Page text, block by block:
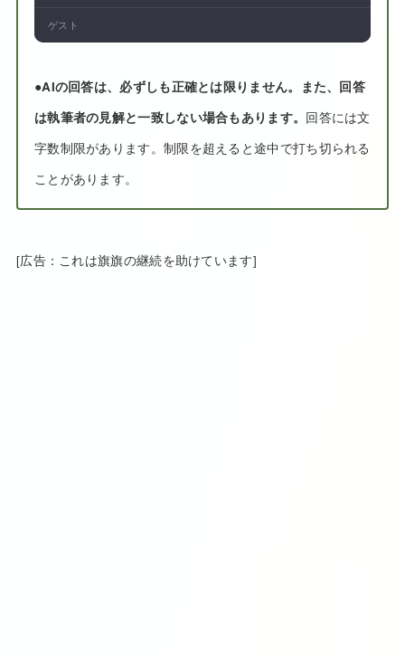
ゲスト
●AIの回答は、必ずしも正確とは限りません。また、回答
は執筆者の見解と一致しない場合もあります。 回答には文
字数制限があります。制限を超えると途中で打ち切られる
ことがあります。
[広告：これは旗旗の継続を助けています]